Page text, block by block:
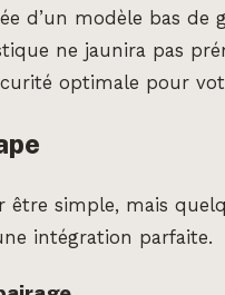
d’un modèle bas de
ne jaunira pas
optimale pour
être simple, mais
intégration parfaite.